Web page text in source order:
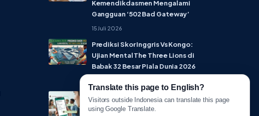
Kemendikdasmen Mengalami
Gangguan ‘502 Bad Gateway’
15 Juli 2026
Prediksi Skor Inggris Vs Kongo:
Ujian Mental The Three Lions di
Babak 32 Besar Piala Dunia 2026
Lebih Privat! WhatsApp Resmi
Rilis Fitur Username, Tak Perlu
Translate this page to English?
Visitors outside Indonesia can translate this page
using Google Translate.